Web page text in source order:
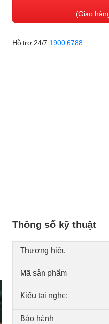
(Giao
Hỗ trợ 24/7:1900 6788
Thông số kỹ thuật
Thương hiệu
Mã sản phẩm
Kiểu tai nghe:
Bảo hành